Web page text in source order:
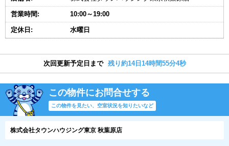
営業時間: 10:00～19:00
定休日: 水曜日
次回更新予定日まで 残り約14日14時間55分3秒
この物件にお問合せする
この物件を見たい、空室状況を知りたいなど
株式会社タウンハウジング東京 秋葉原店